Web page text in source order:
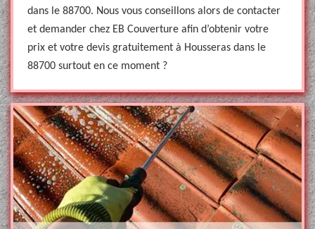
dans le 88700. Nous vous conseillons alors de contacter
et demander chez EB Couverture afin d’obtenir votre
prix et votre devis gratuitement à Housseras dans le
88700 surtout en ce moment ?